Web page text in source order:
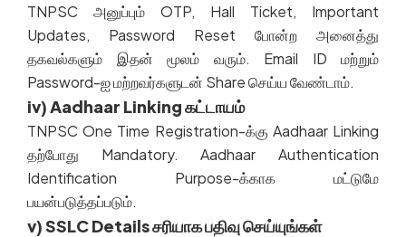
TNPSC அனுப்பும் OTP, Hall Ticket, Important
Updates, Password Reset போன்ற
அனைத்து
தகவல்களும்
இதன் மூலம் வரும். Email ID மற்றும்
Password-ஐமற்றவர்களுடன் Shareசெய்யவேண்டாம்.
iv) Aadhaar Linking கட்டாயம்
TNPSC One Time Registration-க்கு Aadhaar Linking
தற்போது Mandatory.Aadhaar Authentication
Identification Purpose-க்காக
மட்டுமே
பயன்படுத்தப்படும்.
v) SSLC Details சரியாக பதிவு செய்யுங்கள்